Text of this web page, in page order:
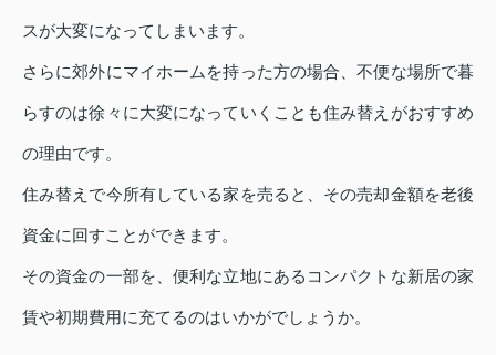
スが大変になってしまいます。
さらに郊外にマイホームを持った方の場合、不便な場所で暮
らすのは徐々に大変になっていくことも住み替えがおすすめ
の理由です。
住み替えで今所有している家を売ると、その売却金額を老後
資金に回すことができます。
その資金の一部を、便利な立地にあるコンパクトな新居の家
賃や初期費用に充てるのはいかがでしょうか。